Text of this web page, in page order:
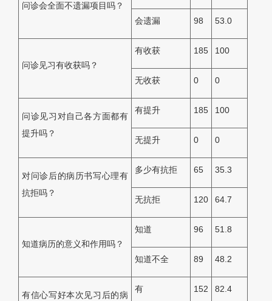
问诊会全面不遗漏项目吗？
会遗漏 98 53.0
问诊见习有收获吗？
有收获 185 100
无收获 0 0
问诊见习对自己各方面都有
提升吗？
有提升 185 100
无提升 0 0
对问诊后的病历书写心理有
抗拒吗？
多少有抗拒 65 35.3
无抗拒 120 64.7
知道病历的意义和作用吗？
知道 96 51.8
知道不全 89 48.2
有信心写好本次见习后的病
有 152 82.4